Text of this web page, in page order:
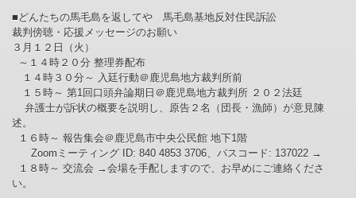
■どんたちの馬毛島を返してや 馬毛島基地反対住民訴訟
裁判傍聴・応援メッセージのお願い
３月１２日（火）
～１４時２０分 整理券配布
１４時３０分～ 入廷行動＠鹿児島地方裁判所前
１５時～ 第1回口頭弁論期日＠鹿児島地方裁判所 ２０２法廷
弁護士が訴状の概要を説明し、原告２名（団長・漁師）が意見陳
述。
１６時～ 報告集会＠鹿児島市中央公民館 地下1階
Zoomミーティング ID: 840 4853 3706、パスコード: 137022 →
１８時～ 交流会 →会場を手配しますので、お早めにご連絡くださ
い。